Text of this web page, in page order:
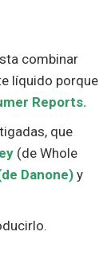
combinar
líquido porque
Reports.
que
(de Whole
Danone) y